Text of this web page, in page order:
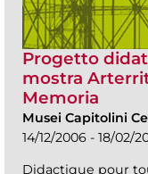
Progetto
mostra
Memoria
Musei Capitolini
14/12/2006 - 18/02/
Didactique pour